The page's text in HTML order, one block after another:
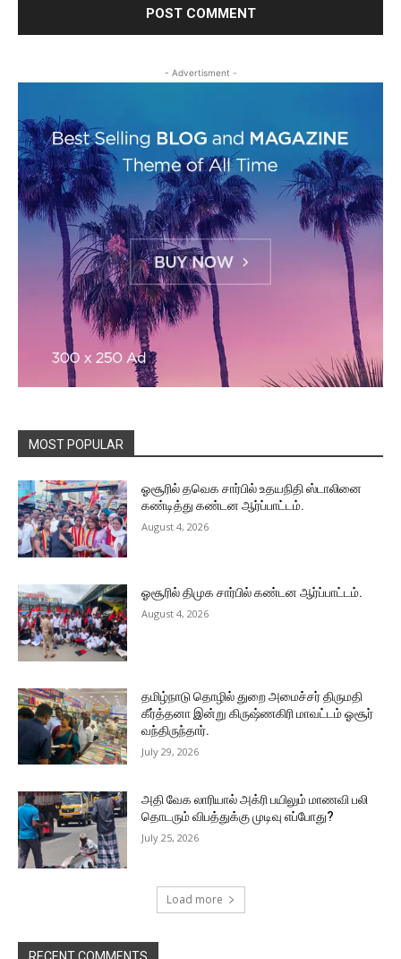
- Advertisment -
MOST POPULAR
ஓசூரில் தவெக சார்பில் உதயநிதி ஸ்டாலினை
கண்டித்து கண்டன ஆர்ப்பாட்டம்.
August 4, 2026
ஓசூரில் திமுக சார்பில் கண்டன ஆர்ப்பாட்டம்.
August 4, 2026
தமிழ்நாடு தொழில் துறை அமைச்சர் திருமதி
கீர்த்தனா இன்று கிருஷ்ணகிரி மாவட்டம் ஓசூர்
வந்திருந்தார்.
July 29, 2026
அதி வேக லாரியால் அக்ரி பயிலும் மாணவி பலி
தொடரும் விபத்துக்கு முடிவு எப்போது?
July 25, 2026
Load more